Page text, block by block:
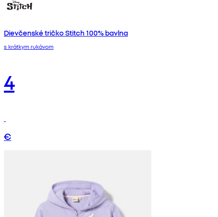
Dievčenské tričko Stitch 100% bavlna
s krátkym rukávom
4
€